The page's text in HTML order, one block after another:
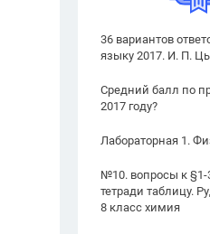
36 вариантов
языку 2017. И. П.
Средний балл по
2017 году?
Лабораторная 1.
№10. вопросы к §1-
тетради таблицу.
8 класс химия